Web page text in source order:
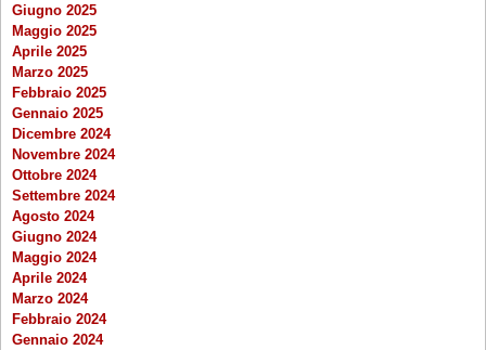
Giugno 2025
Maggio 2025
Aprile 2025
Marzo 2025
Febbraio 2025
Gennaio 2025
Dicembre 2024
Novembre 2024
Ottobre 2024
Settembre 2024
Agosto 2024
Giugno 2024
Maggio 2024
Aprile 2024
Marzo 2024
Febbraio 2024
Gennaio 2024